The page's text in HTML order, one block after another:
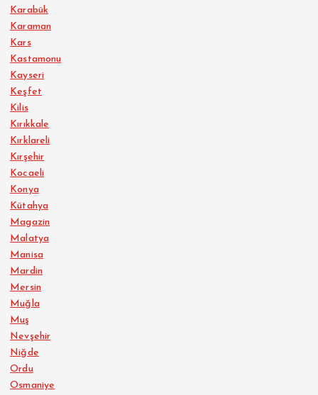
Karabük
Karaman
Kars
Kastamonu
Kayseri
Keşfet
Kilis
Kırıkkale
Kırklareli
Kırşehir
Kocaeli
Konya
Kütahya
Magazin
Malatya
Manisa
Mardin
Mersin
Muğla
Muş
Nevşehir
Niğde
Ordu
Osmaniye